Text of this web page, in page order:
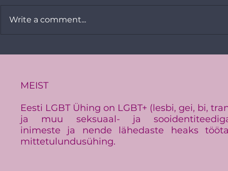
Eestis
Write a comment...
MEIST
Eesti LGBT Ühing on LGBT+ (lesbi, gei, bi,
ja muu seksuaal- ja
inimeste ja nende lähedaste heaks
mittetulundusühing.